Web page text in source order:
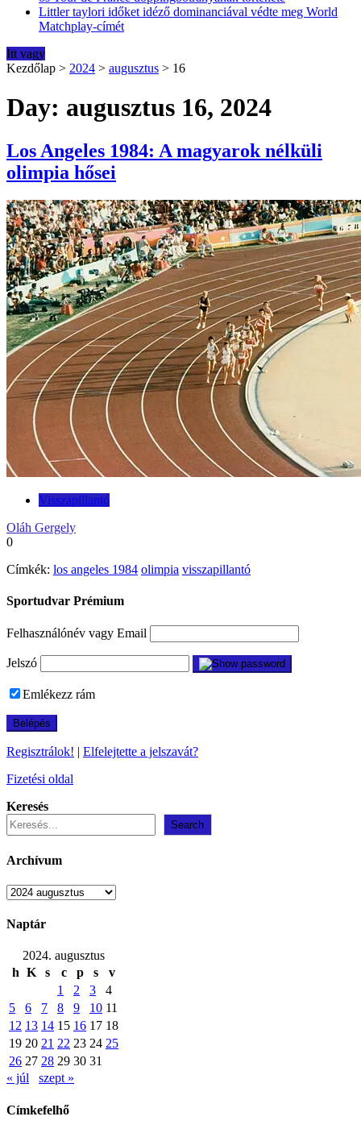
Littler taylori időket idéző dominanciával védte meg World
Matchplay-címét
Itt vagy
Kezdőlap > 2024 > augusztus > 16
Day: augusztus 16, 2024
Los Angeles 1984: A magyarok nélküli
olimpia hősei
Visszapillantó
Oláh Gergely
0
Címkék: los angeles 1984 olimpia visszapillantó
Sportudvar Prémium
Felhasználónév vagy Email
Jelszó
Emlékezz rám
Regisztrálok! | Elfelejtette a jelszavát?
Fizetési oldal
Keresés
Search
Archívum
Archívum
Naptár
2024. augusztus
h K s c p s
v
1
2 3
4
5
6 7 8 9 10 11
12 13 14 15 16 17 18
19 20 21 22 23 24 25
26 27 28 29 30 31
« júl
szept »
Címkefelhő